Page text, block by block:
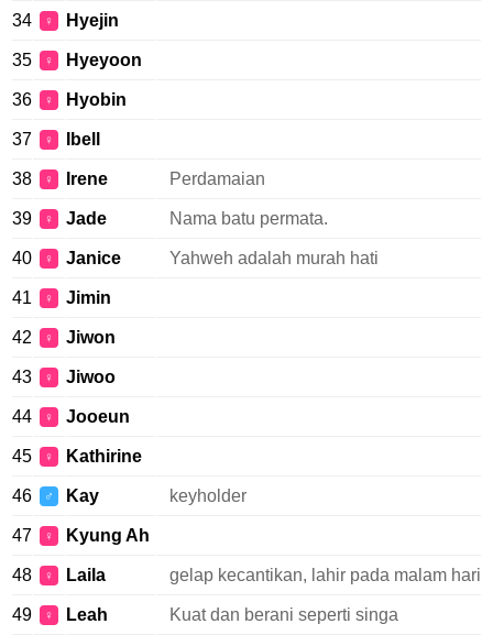
34 ♀ Hyejin
35 ♀ Hyeyoon
36 ♀ Hyobin
37 ♀ Ibell
38 ♀ Irene Perdamaian
39 ♀ Jade Nama batu permata.
40 ♀ Janice Yahweh adalah murah hati
41 ♀ Jimin
42 ♀ Jiwon
43 ♀ Jiwoo
44 ♀ Jooeun
45 ♀ Kathirine
46 ♂ Kay keyholder
47 ♀ Kyung Ah
48 ♀ Laila gelap kecantikan, lahir pada malam hari
49 ♀ Leah Kuat dan berani seperti singa